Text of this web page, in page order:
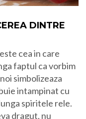
DINTRE
cea in care
faptul ca vorbim
simbolizeaza
intampinat cu
spiritele rele.
dragut, nu